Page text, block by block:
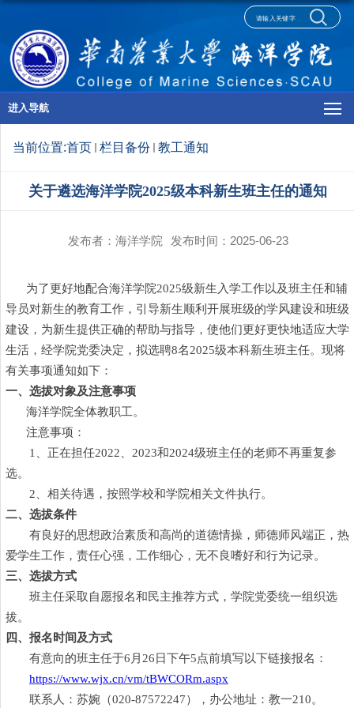
进入导航
当前位置:首页 栏目备份 教工通知
关于遴选海洋学院2025级本科新生班主任的通知
发布者：海洋学院 发布时间：2025-06-23
为了更好地配合海洋学院2025级新生入学工作以及班主任和辅
导员对新生的教育工作，引导新生顺利开展班级的学风建设和班级
建设，为新生提供正确的帮助与指导，使他们更好更快地适应大学
生活，经学院党委决定，拟选聘8名2025级本科新生班主任。现将
有关事项通知如下：
一、选拔对象及注意事项
海洋学院全体教职工。
注意事项：
1、正在担任2022、2023和2024级班主任的老师不再重复参
选。
2、相关待遇，按照学校和学院相关文件执行。
二、选拔条件
有良好的思想政治素质和高尚的道德情操，师德师风端正，热
爱学生工作，责任心强，工作细心，无不良嗜好和行为记录。
三、选拔方式
班主任采取自愿报名和民主推荐方式，学院党委统一组织选
拔。
四、报名时间及方式
有意向的班主任于6月26日下午5点前填写以下链接报名：
https://www.wjx.cn/vm/tBWCORm.aspx
联系人：苏婉（020-87572247），办公地址：教一210。